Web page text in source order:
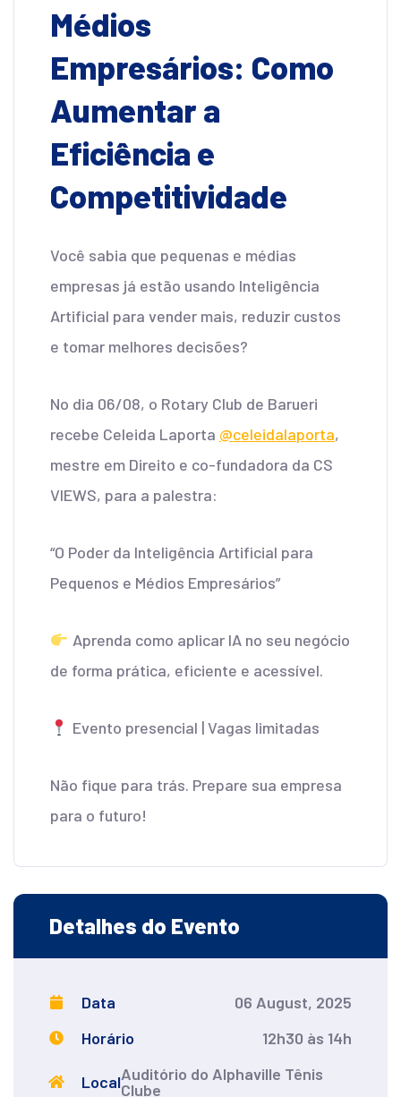
Médios
Empresários: Como
Aumentar a
Eficiência e
Competitividade
Você sabia que pequenas e médias
empresas já estão usando Inteligência
Artificial para vender mais, reduzir custos
e tomar melhores decisões?
No dia 06/08, o Rotary Club de Barueri
recebe Celeida Laporta @celeidalaporta,
mestre em Direito e co-fundadora da CS
VIEWS, para a palestra:
“O Poder da Inteligência Artificial para
Pequenos e Médios Empresários”
Aprenda como aplicar IA no seu negócio
de forma prática, eficiente e acessível.
Evento presencial | Vagas limitadas
Não fique para trás. Prepare sua empresa
para o futuro!
Detalhes do Evento
Data
06 August, 2025
Horário
12h30 às 14h
LocalAuditório do Alphaville Tênis
Clube